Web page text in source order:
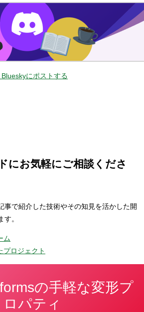
Blueskyにポストする
にお気軽にご相談くださ
事で紹介した技術やその知見を活かした開
。
ム
プロジェクト
の手軽な変形プ
ロパティ